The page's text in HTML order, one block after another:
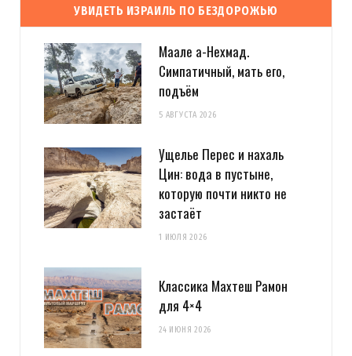
УВИДЕТЬ ИЗРАИЛЬ ПО БЕЗДОРОЖЬЮ
Маале а-Нехмад.
Симпатичный, мать его,
подъём
5 АВГУСТА 2026
Ущелье Перес и нахаль
Цин: вода в пустыне,
которую почти никто не
застаёт
1 ИЮЛЯ 2026
Классика Махтеш Рамон
для 4×4
24 ИЮНЯ 2026